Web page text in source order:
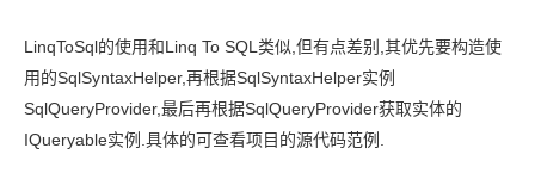
LinqToSql的使用和Linq To SQL类似,但有点差别,其优先要构造使
用的SqlSyntaxHelper,再根据SqlSyntaxHelper实例
SqlQueryProvider,最后再根据SqlQueryProvider获取实体的
IQueryable实例.具体的可查看项目的源代码范例.